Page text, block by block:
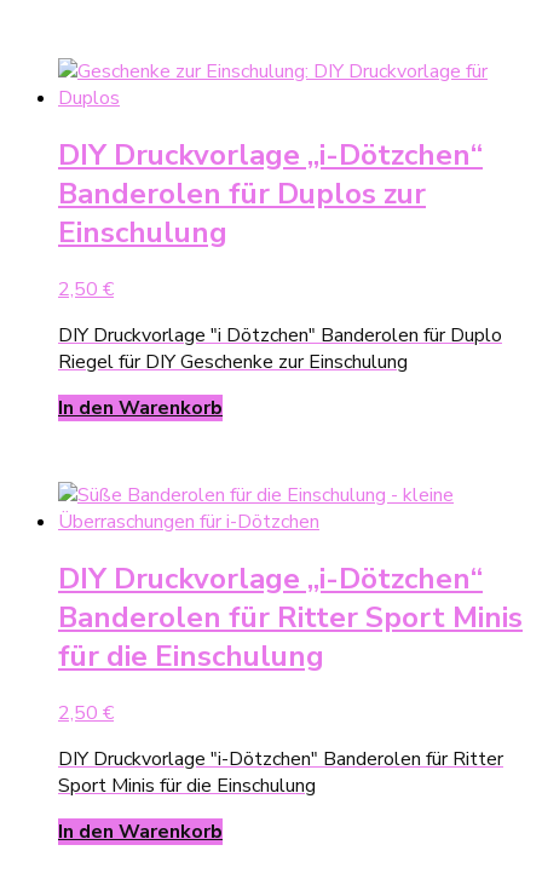
DIY Druckvorlage „i-Dötzchen“
Banderolen für Duplos zur
Einschulung
2,50 €
DIY Druckvorlage "i Dötzchen" Banderolen für Duplo
Riegel für DIY Geschenke zur Einschulung
In den Warenkorb
DIY Druckvorlage „i-Dötzchen“
Banderolen für Ritter Sport Minis
für die Einschulung
2,50 €
DIY Druckvorlage "i-Dötzchen" Banderolen für Ritter
Sport Minis für die Einschulung
In den Warenkorb